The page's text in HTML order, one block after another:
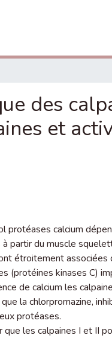
des
et
protéases calcium
partir du muscle
étroitement associées
(protéines kinases C)
de calcium les
la chlorpromazine,
protéases.
les calpaines I et II